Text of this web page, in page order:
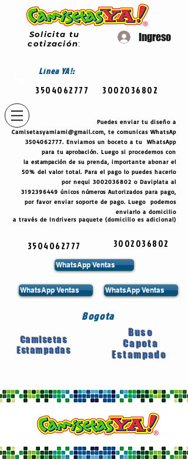
Solicita tu
cotización:
Ingreso
LíneaYA!:
3504062777 3002036802
Puedes enviar tu diseño a
Camisetasyamiami@gmail.com, te comunicas WhatsAp
3504062777. Enviamos un boceto a tu WhatsApp
para tu aprobación. Luego si procedemos con
laestampación de su prenda, importante abonar el
50% del valor total. Para el pago lo puedes hacerlo
por nequi 3002036802 o Daviplata al
3192396449 únicos números Autorizados para pago,
por favor enviar soporte de pago. Luego podemos
enviarlo a domicilio
a través de Indrivers paquete (domicilio es adicional)
3504062777 3002036802
WhatsApp Ventas
WhatsApp Ventas WhatsApp Ventas
Bogota
Camisetas
Estampadas
Buso
Capota
Estampado